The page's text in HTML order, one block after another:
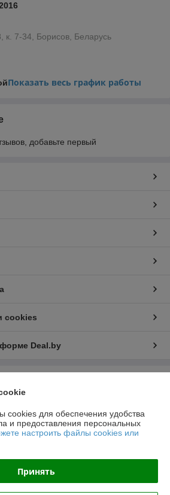
к. 7-34, Борисов, Беларусь
Показать весь график работы
добавьте первый
cookies
Deal.by
обл., г.Борисов, ул.Днепровская д.58 к.7-34
691923499
РИК
для обеспечения удобства
и предоставления персональных
настроить файлы cookies или
Принять